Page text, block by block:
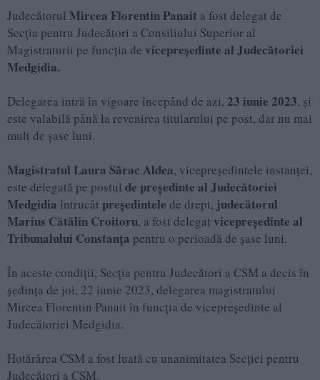
Judecătorul Mircea Florentin Panait a fost delegat de
Secția pentru Judecători a Consiliului Superior al
Magistraturii pe funcția de vicepreședinte al Judecătoriei
Medgidia.
Delegarea intră în vigoare începând de azi, 23 iunie 2023, și
este valabilă până la revenirea titularului pe post, dar nu mai
mult de șase luni.
Magistratul Laura Sărac Aldea, vicepreședintele instanței,
este delegată pe postul de președinte al Judecătoriei
Medgidia întrucât președintele de drept, judecătorul
Marius Cătălin Croitoru, a fost delegat vicepreședinte al
Tribunalului Constanța pentru o perioadă de șase luni.
În aceste condiții, Secția pentru Judecători a CSM a decis în
ședința de joi, 22 iunie 2023, delegarea magistratului
Mircea Florentin Panait în funcția de vicepreședinte al
Judecătoriei Medgidia.
Hotărârea CSM a fost luată cu unanimitatea Secției pentru
Judecători a CSM.